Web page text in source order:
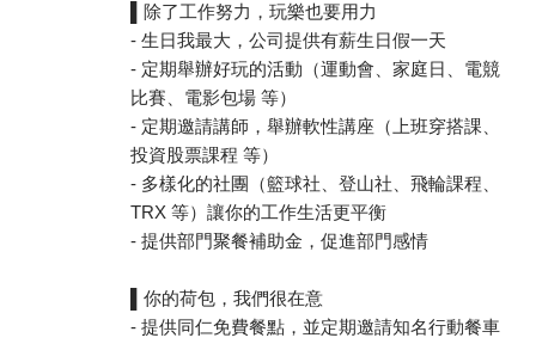
▌除了工作努力，玩樂也要用力
- 生日我最大，公司提供有薪生日假一天
- 定期舉辦好玩的活動（運動會、家庭日、電競
比賽、電影包場 等）
- 定期邀請講師，舉辦軟性講座（上班穿搭課、
投資股票課程 等）
- 多樣化的社團（籃球社、登山社、飛輪課程、
TRX 等）讓你的工作生活更平衡
- 提供部門聚餐補助金，促進部門感情
▌你的荷包，我們很在意
- 提供同仁免費餐點，並定期邀請知名行動餐車